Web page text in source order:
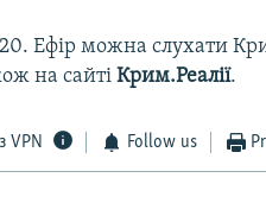
Ефір можна слухати
на сайті Крим.Реалії.
VPN Follow us